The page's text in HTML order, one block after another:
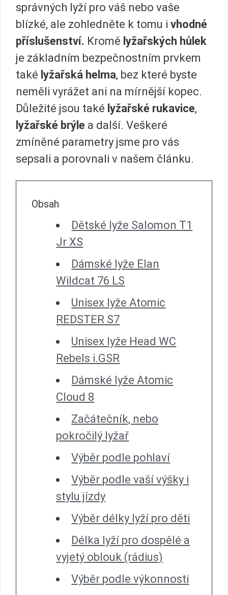
správných lyží pro váš nebo vaše
blízké, ale zohledněte k tomu i vhodné
příslušenství. Kromě lyžařských hůlek
je základním bezpečnostním prvkem
také lyžařská helma, bez které byste
neměli vyrážet ani na mírnější kopec.
Důležité jsou také lyžařské rukavice,
lyžařské brýle a další. Veškeré
zmíněné parametry jsme pro vás
sepsali a porovnali v našem článku.
Obsah
Dětské lyže Salomon T1
Jr XS
Dámské lyže Elan
Wildcat 76 LS
Unisex lyže Atomic
REDSTER S7
Unisex lyže Head WC
Rebels i.GSR
Dámské lyže Atomic
Cloud 8
Začátečník, nebo
pokročilý lyžař
Výběr podle pohlaví
Výběr podle vaší výšky i
stylu jízdy
Výběr délky lyží pro děti
Délka lyží pro dospělé a
vyjetý oblouk (rádius)
Výběr podle výkonnosti